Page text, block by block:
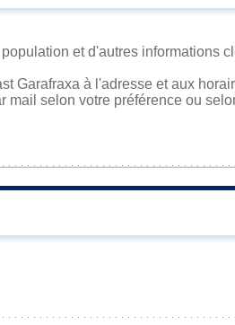
et d'autres informations
Garafraxa à l'adresse et aux
mail selon votre préférence ou